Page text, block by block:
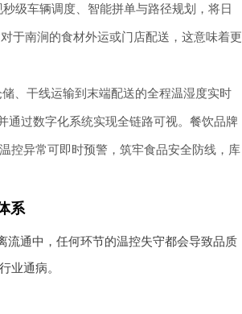
级车辆调度、智能拼单与路径规划，将日
于南涧的食材外运或门店配送，这意味着更
、干线运输到末端配送的全程温湿度实时
通过数字化系统实现全链路可视。餐饮品牌
控异常可即时预警，筑牢食品安全防线，库
系
流通中，任何环节的温控失守都会导致品质
业通病。